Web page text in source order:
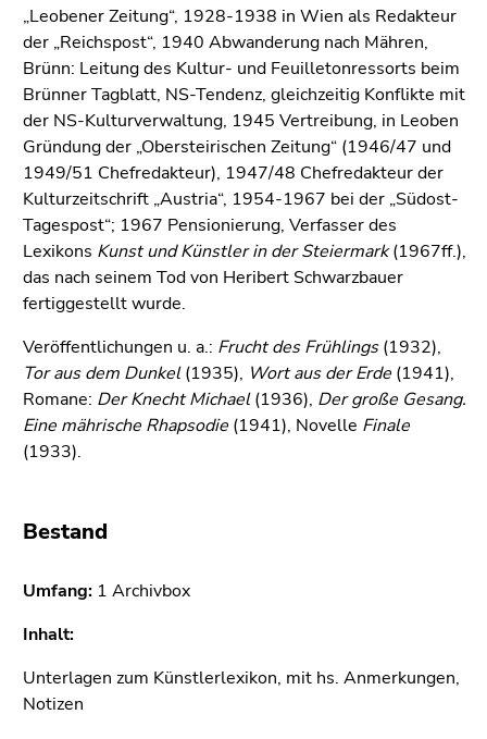
Sie diesen
Link.
Zum
Inhalt
(Zugriffstaste
1)
Zur
Positionsanzeige
(Zugriffstaste
2)
Zur
Hauptnavigation
(Zugriffstaste
3)
Zur
Unternavigation
Zu
(Zugriffstaste
5)
den
Seiteneinstellungen
„Leobener Zeitung“, 1928-1938 in Wien als Redakteur
der „Reichspost“, 1940 Abwanderung nach Mähren,
Brünn: Leitung des Kultur- und Feuilletonressorts beim
Brünner Tagblatt, NS-Tendenz, gleichzeitig Konflikte mit
der NS-Kulturverwaltung, 1945 Vertreibung, in Leoben
Gründung der „Obersteirischen Zeitung“ (1946/47 und
1949/51 Chefredakteur), 1947/48 Chefredakteur der
Kulturzeitschrift „Austria“, 1954-1967 bei der „Südost-
Tagespost“; 1967 Pensionierung, Verfasser des
Lexikons Kunst und Künstler in der Steiermark(1967ff.),
das nach seinem Tod von Heribert Schwarzbauer
fertiggestellt wurde.
Veröffentlichungen u. a.: Frucht des Frühlings(1932),
Tor aus dem Dunkel(1935), Wort aus der Erde (1941),
Romane: Der Knecht Michael(1936), Der große Gesang.
Eine mährische Rhapsodie (1941), Novelle Finale
(1933).
Bestand
Umfang: 1 Archivbox
Inhalt:
Unterlagen zum Künstlerlexikon, mit hs. Anmerkungen,
Notizen